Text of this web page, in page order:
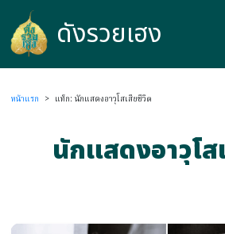
ดังรวยเฮง
ดังรวยเฮง
หน้าแรก > แท็ก: นักแสดงอาวุโสเสียชีวิต
นักแสดงอาวุโส